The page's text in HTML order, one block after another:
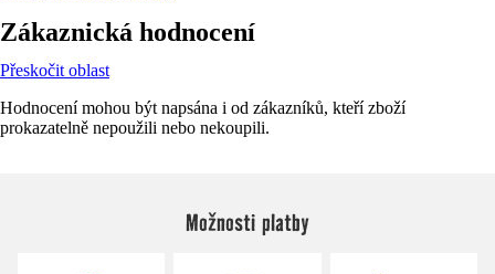
Zákaznická hodnocení
Přeskočit oblast
Hodnocení mohou být napsána i od zákazníků, kteří zboží
prokazatelně nepoužili nebo nekoupili.
Možnosti platby